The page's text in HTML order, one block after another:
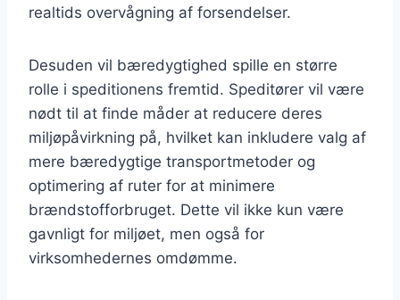
realtids overvågning af forsendelser.
Desuden vil bæredygtighed spille en større
rolle i speditionens fremtid. Speditører vil være
nødt til at finde måder at reducere deres
miljøpåvirkning på, hvilket kan inkludere valg af
mere bæredygtige transportmetoder og
optimering af ruter for at minimere
brændstofforbruget. Dette vil ikke kun være
gavnligt for miljøet, men også for
virksomhedernes omdømme.